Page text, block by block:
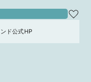
ド公式HP